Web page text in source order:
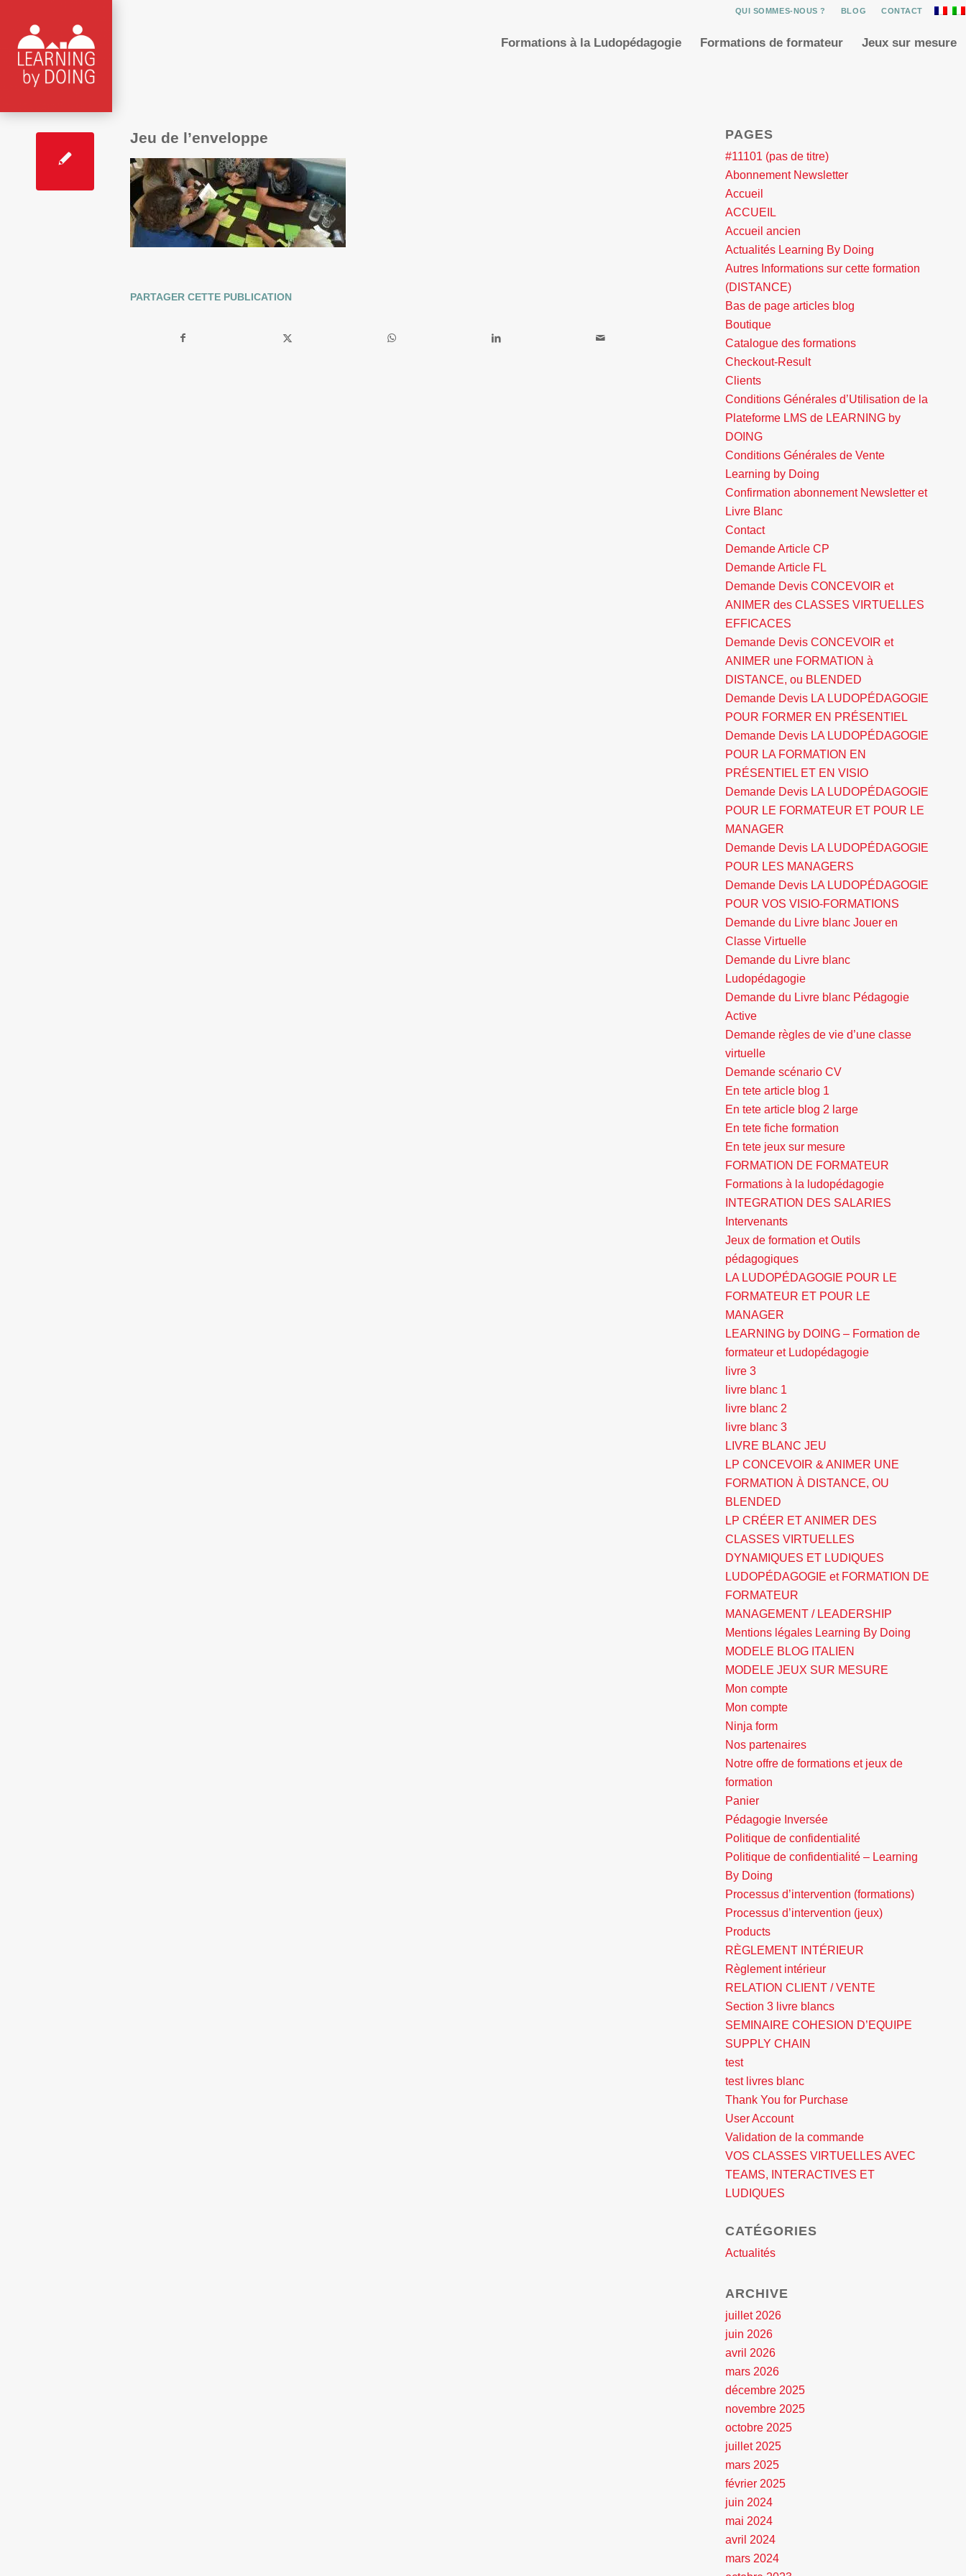
QUI SOMMES-NOUS ? BLOG CONTACT
Formations à la Ludopédagogie Formations de formateur Jeux sur mesure
Jeu de l’enveloppe
PARTAGER CETTE PUBLICATION
PAGES
#11101 (pas de titre)
Abonnement Newsletter
Accueil
ACCUEIL
Accueil ancien
Actualités Learning By Doing
Autres Informations sur cette formation
(DISTANCE)
Bas de page articles blog
Boutique
Catalogue des formations
Checkout-Result
Clients
Conditions Générales d’Utilisation de la
Plateforme LMS de LEARNING by
DOING
Conditions Générales de Vente
Learning by Doing
Confirmation abonnement Newsletter et
Livre Blanc
Contact
Demande Article CP
Demande Article FL
Demande Devis CONCEVOIR et
ANIMER des CLASSES VIRTUELLES
EFFICACES
Demande Devis CONCEVOIR et
ANIMER une FORMATION à
DISTANCE, ou BLENDED
Demande Devis LA LUDOPÉDAGOGIE
POUR FORMER EN PRÉSENTIEL
Demande Devis LA LUDOPÉDAGOGIE
POUR LA FORMATION EN
PRÉSENTIEL ET EN VISIO
Demande Devis LA LUDOPÉDAGOGIE
POUR LE FORMATEUR ET POUR LE
MANAGER
Demande Devis LA LUDOPÉDAGOGIE
POUR LES MANAGERS
Demande Devis LA LUDOPÉDAGOGIE
POUR VOS VISIO-FORMATIONS
Demande du Livre blanc Jouer en
Classe Virtuelle
Demande du Livre blanc
Ludopédagogie
Demande du Livre blanc Pédagogie
Active
Demande règles de vie d’une classe
virtuelle
Demande scénario CV
En tete article blog 1
En tete article blog 2 large
En tete fiche formation
En tete jeux sur mesure
FORMATION DE FORMATEUR
Formations à la ludopédagogie
INTEGRATION DES SALARIES
Intervenants
Jeux de formation et Outils
pédagogiques
LA LUDOPÉDAGOGIE POUR LE
FORMATEUR ET POUR LE
MANAGER
LEARNING by DOING – Formation de
formateur et Ludopédagogie
livre 3
livre blanc 1
livre blanc 2
livre blanc 3
LIVRE BLANC JEU
LP CONCEVOIR & ANIMER UNE
FORMATION À DISTANCE, OU
BLENDED
LP CRÉER ET ANIMER DES
CLASSES VIRTUELLES
DYNAMIQUES ET LUDIQUES
LUDOPÉDAGOGIE et FORMATION DE
FORMATEUR
MANAGEMENT / LEADERSHIP
Mentions légales Learning By Doing
MODELE BLOG ITALIEN
MODELE JEUX SUR MESURE
Mon compte
Mon compte
Ninja form
Nos partenaires
Notre offre de formations et jeux de
formation
Panier
Pédagogie Inversée
Politique de confidentialité
Politique de confidentialité – Learning
By Doing
Processus d’intervention (formations)
Processus d’intervention (jeux)
Products
RÈGLEMENT INTÉRIEUR
Règlement intérieur
RELATION CLIENT / VENTE
Section 3 livre blancs
SEMINAIRE COHESION D’EQUIPE
SUPPLY CHAIN
test
test livres blanc
Thank You for Purchase
User Account
Validation de la commande
VOS CLASSES VIRTUELLES AVEC
TEAMS, INTERACTIVES ET
LUDIQUES
CATÉGORIES
Actualités
ARCHIVE
juillet 2026
juin 2026
avril 2026
mars 2026
décembre 2025
novembre 2025
octobre 2025
juillet 2025
mars 2025
février 2025
juin 2024
mai 2024
avril 2024
mars 2024